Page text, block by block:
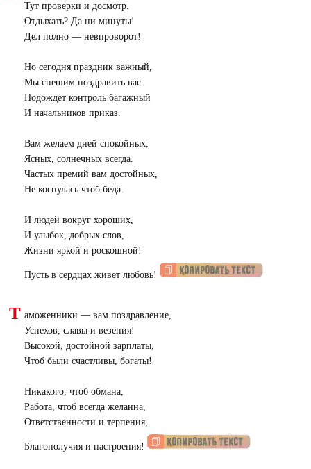
Тут проверки и досмотр.
Отдыхать? Да ни минуты!
Дел полно — невпроворот!
Но сегодня праздник важный,
Мы спешим поздравить вас.
Подождет контроль багажный
И начальников приказ.
Вам желаем дней спокойных,
Ясных, солнечных всегда.
Частых премий вам достойных,
Не коснулась чтоб беда.
И людей вокруг хороших,
И улыбок, добрых слов,
Жизни яркой и роскошной!
Пусть в сердцах живет любовь!
Т аможенники — вам поздравление,
Успехов, славы и везения!
Высокой, достойной зарплаты,
Чтоб были счастливы, богаты!
Никакого, чтоб обмана,
Работа, чтоб всегда желанна,
Ответственности и терпения,
Благополучия и настроения!